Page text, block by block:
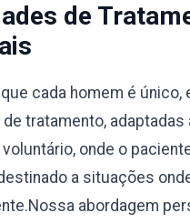
de
cada homem é
tratamento,
onde o
a situações
abordagem